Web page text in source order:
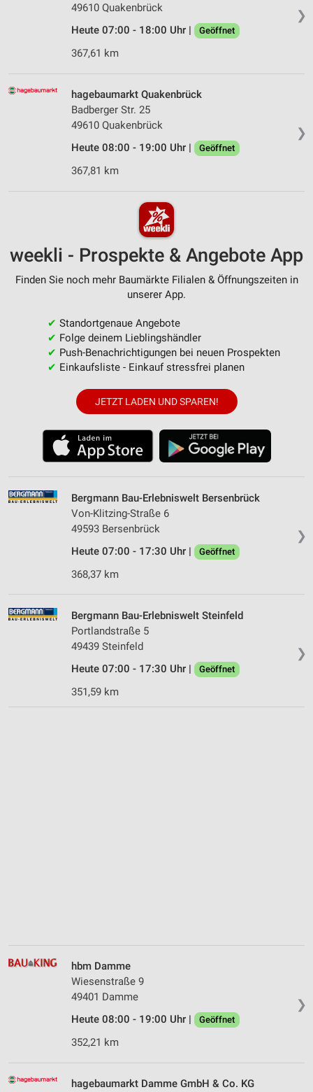
❯
49610 Quakenbrück
Heute 07:00 - 18:00 Uhr |
Geöffnet
367,61 km
❯
hagebaumarkt Quakenbrück
Badberger Str. 25
49610 Quakenbrück
Heute 08:00 - 19:00 Uhr |
Geöffnet
367,81 km
weekli - Prospekte & Angebote App
Finden Sie noch mehr Baumärkte Filialen & Öffnungszeiten in
unserer App.
✔ Standortgenaue Angebote
✔ Folge deinem Lieblingshändler
✔ Push-Benachrichtigungen bei neuen Prospekten
✔ Einkaufsliste - Einkauf stressfrei planen
JETZT LADEN UND SPAREN!
❯
Bergmann Bau-Erlebniswelt Bersenbrück
Von-Klitzing-Straße 6
49593 Bersenbrück
Heute 07:00 - 17:30 Uhr |
Geöffnet
368,37 km
❯
Bergmann Bau-Erlebniswelt Steinfeld
Portlandstraße 5
49439 Steinfeld
Heute 07:00 - 17:30 Uhr |
Geöffnet
351,59 km
❯
hbm Damme
Wiesenstraße 9
49401 Damme
Heute 08:00 - 19:00 Uhr |
Geöffnet
352,21 km
hagebaumarkt Damme GmbH & Co. KG